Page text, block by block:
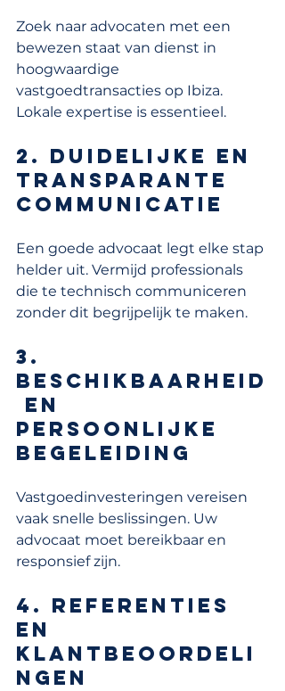
Zoek naar advocaten met een
bewezen staat van dienst in
hoogwaardige
vastgoedtransacties op Ibiza.
Lokale expertise is essentieel.
2. Duidelijke en
transparante
communicatie
Een goede advocaat legt elke stap
helder uit. Vermijd professionals
die te technisch communiceren
zonder dit begrijpelijk te maken.
3.
Beschikbaarheid
en
persoonlijke
begeleiding
Vastgoedinvesteringen vereisen
vaak snelle beslissingen. Uw
advocaat moet bereikbaar en
responsief zijn.
4. Referenties
en
klantbeoordeli
ngen